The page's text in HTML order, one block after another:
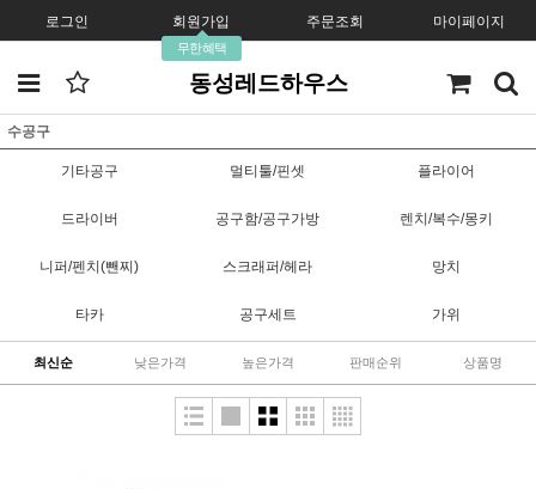
로그인 회원가입
무한혜택
주문조회 마이페이지
동성레드하우스
수공구
기타공구 멀티툴/핀셋 플라이어
드라이버 공구함/공구가방 렌치/복수/몽키
니퍼/펜치(뺀찌) 스크래퍼/헤라 망치
타카 공구세트 가위
최신순 낮은가격 높은가격 판매순위 상품명